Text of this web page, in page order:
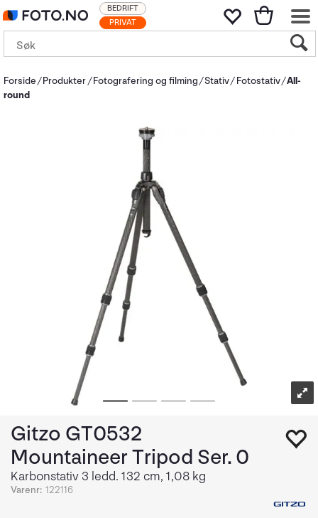
PRIVAT
BEDRIFT
Forside Produkter Fotografering og filming Stativ Fotostativ All-
round
Gitzo GT0532
Mountaineer Tripod Ser. 0
Karbonstativ 3 ledd. 132 cm, 1,08 kg
Varenr: 122116